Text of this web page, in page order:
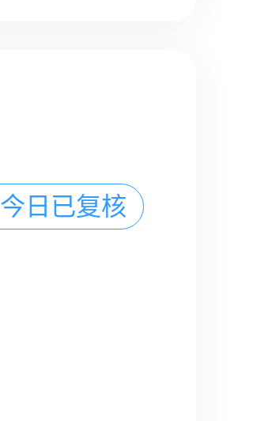
今日已复核